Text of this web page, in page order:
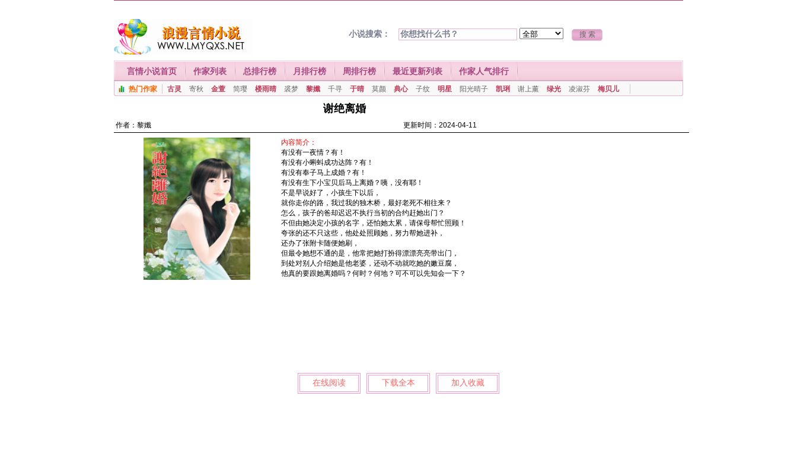
小说搜索：
言情小说首页 作家列表 总排行榜 月排行榜 周排行榜 最近更新列表 作家人气排行
热门作家 古灵 寄秋 金萱 简璎 楼雨晴 裘梦 黎孅 千寻 于晴 莫颜 典心 子纹 明星 阳光晴子 凯琍 谢上薰 绿光 凌淑芬 梅贝儿
谢绝离婚
作者： 黎孅 更新时间：2024-04-11
内容简介：
有没有一夜情？有！
有没有小蝌蚪成功达阵？有！
有没有奉子马上成婚？有！
有没有生下小宝贝后马上离婚？咦，没有耶！
不是早说好了，小孩生下以后，
就你走你的路，我过我的独木桥，最好老死不相往来？
怎么，孩子的爸却迟迟不执行当初的合约赶她出门？
不但由她决定小孩的名字，还怕她太累，请保母帮忙照顾！
夸张的还不只这些，他处处照顾她，努力帮她进补，
还办了张附卡随便她刷，
但最令她想不通的是，他常把她打扮得漂漂亮亮带出门，
到处对别人介绍她是他老婆，还动不动就吃她的嫩豆腐，
他真的要跟她离婚吗？何时？何地？可不可以先知会一下？
在线阅读 下载全本 加入收藏